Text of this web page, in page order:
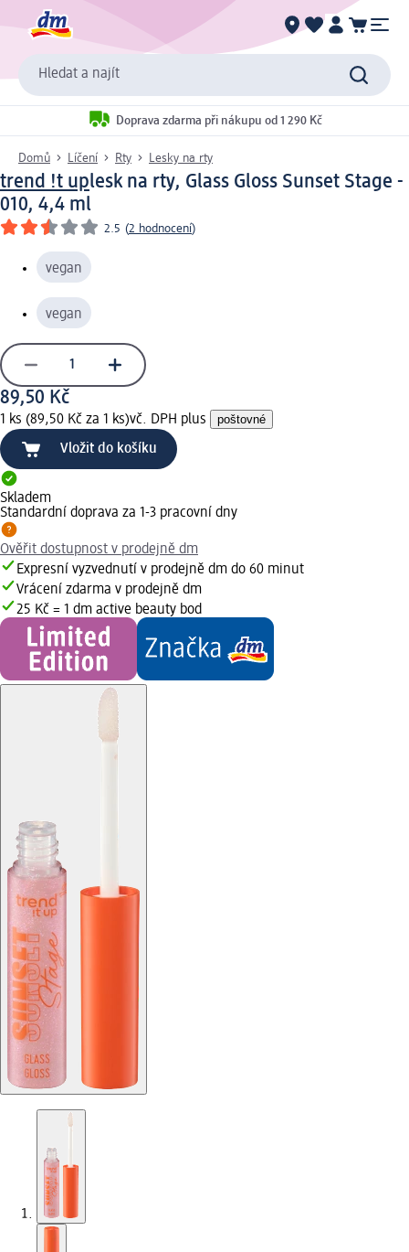
Hledat a najít
Doprava zdarma při nákupu od 1 290 Kč
Domů Líčení Rty Lesky na rty
trend !t uplesk na rty, Glass Gloss Sunset Stage -
010, 4,4 ml
2.5 (2 hodnocení)
vegan
vegan
89,50 Kč
1 ks (89,50 Kč za 1 ks)vč. DPH plus poštovné
Vložit do košíku
Skladem
Standardní doprava za 1-3 pracovní dny
Ověřit dostupnost v prodejně dm
Expresní vyzvednutí v prodejně dm do 60 minut
Vrácení zdarma v prodejně dm
25 Kč = 1 dm active beauty bod